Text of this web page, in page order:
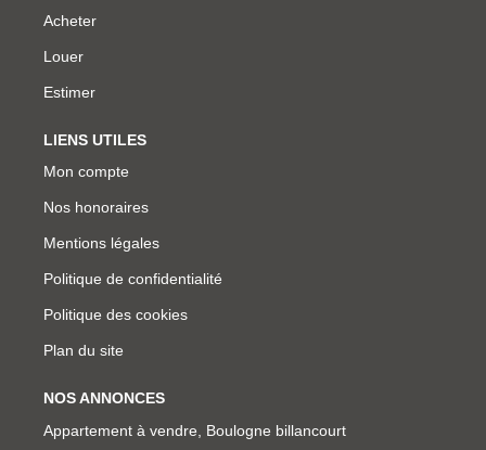
Acheter
Louer
Estimer
LIENS UTILES
Mon compte
Nos honoraires
Mentions légales
Politique de confidentialité
Politique des cookies
Plan du site
NOS ANNONCES
Appartement à vendre, Boulogne billancourt